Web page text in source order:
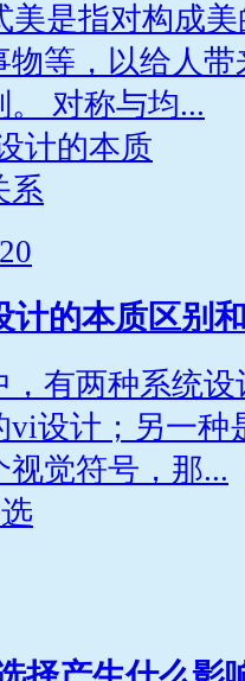
是指对构成
等，以给人
对称与均...
计的本质区别
有两种系统
vi设计；另一种
觉符号，那...